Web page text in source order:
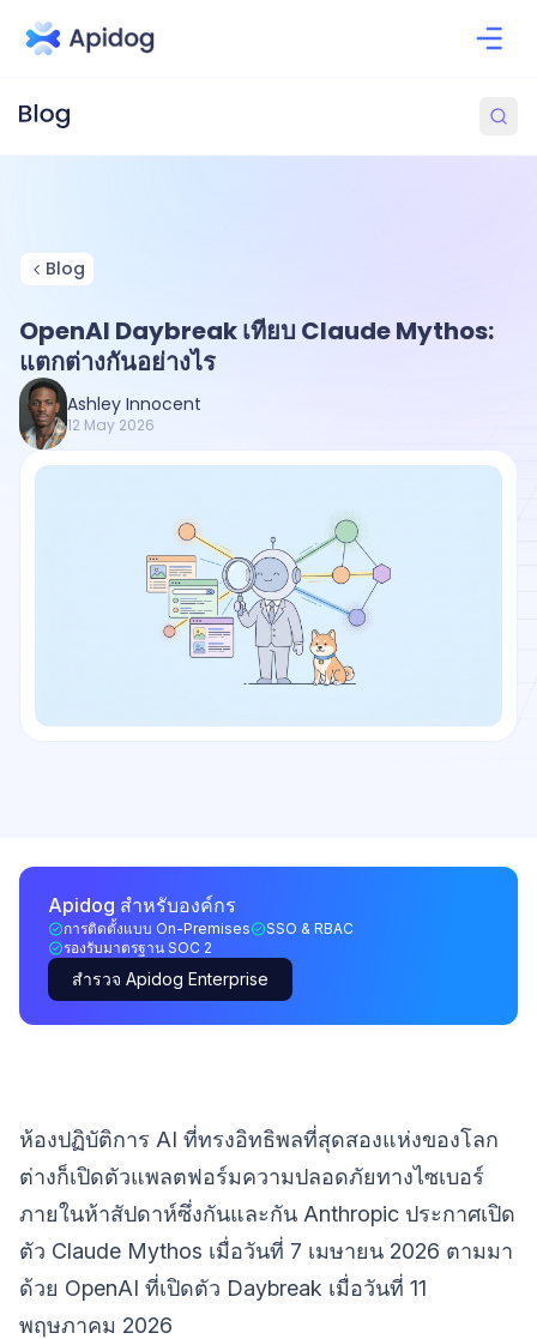
Blog
OpenAI Daybreak เทียบ Claude Mythos:
แตกต่างกันอย่างไร
Ashley Innocent
12 May 2026
Apidog สำหรับองค์กร
การติดตั้งแบบ On-Premises
SSO & RBAC
รองรับมาตรฐาน SOC 2
สำรวจ Apidog Enterprise
ห้องปฏิบัติการ AI ที่ทรงอิทธิพลที่สุดสองแห่งของโลก
ต่างก็เปิดตัวแพลตฟอร์มความปลอดภัยทางไซเบอร์
ภายในห้าสัปดาห์ซึ่งกันและกัน Anthropic ประกาศเปิด
ตัว Claude Mythos เมื่อวันที่ 7 เมษายน 2026 ตามมา
ด้วย OpenAI ที่เปิดตัว Daybreak เมื่อวันที่ 11
พฤษภาคม 2026